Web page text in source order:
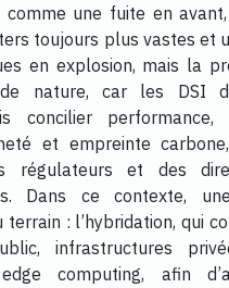
comme une fuite en
toujours plus vastes et
en explosion, mais la
nature, car les DSI
concilier performance,
et empreinte
régulateurs et des
Dans ce contexte,
terrain : l’hybridation, qui
infrastructures
computing, afin